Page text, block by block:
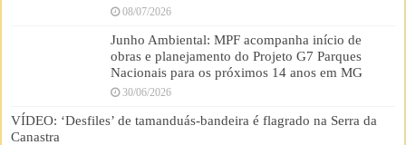
08/07/2026
Junho Ambiental: MPF acompanha início de
obras e planejamento do Projeto G7 Parques
Nacionais para os próximos 14 anos em MG
30/06/2026
VÍDEO: ‘Desfiles’ de tamanduás-bandeira é flagrado na Serra da
Canastra